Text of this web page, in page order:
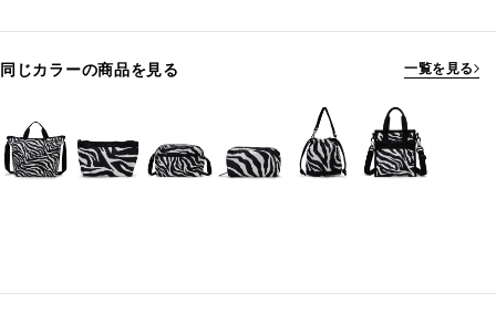
同じカラーの商品を見る 一覧を見る